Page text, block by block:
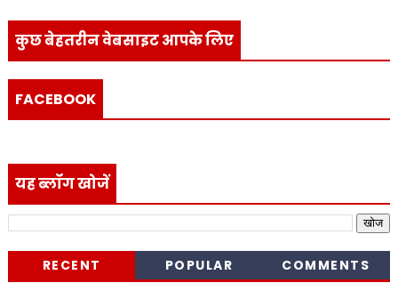
कुछ बेहतरीन वेबसाइट आपके लिए
FACEBOOK
यह ब्लॉग खोजें
RECENT POPULAR COMMENTS